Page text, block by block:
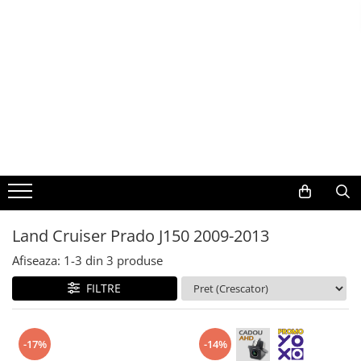
Volkswagen
Audi
Mercedes Benz
Ford
Skoda
Land Cruiser Prado J150 2009-2013
Afiseaza: 1-3 din 3 produse
FILTRE
-17% -14%